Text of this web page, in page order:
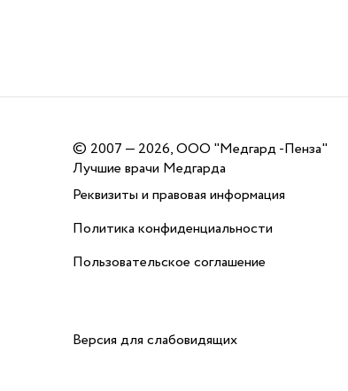
© 2007 — 2026, ООО "Медгард -Пенза"
Лучшие врачи Медгарда
Реквизиты и правовая информация
Политика конфиденциальности
Пользовательское соглашение
Версия для слабовидящих